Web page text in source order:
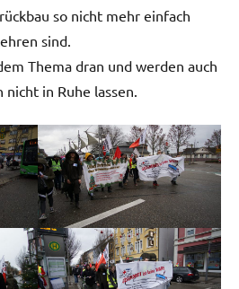
so nicht mehr einfach
sind.
Thema dran und werden auch
in Ruhe lassen.